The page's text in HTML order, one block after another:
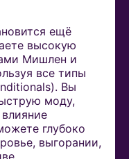
ещё
высокую
Мишлен и
все типы
Вы
моду,
глубоко
выгорании,